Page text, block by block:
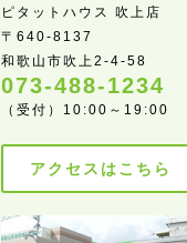
ピタットハウス 吹上店
〒640-8137
和歌山市吹上2-4-58
073-488-1234
（受付）10:00～19:00
アクセスはこちら